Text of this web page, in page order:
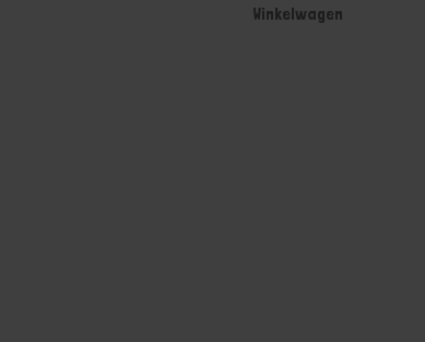
Winkelwagen